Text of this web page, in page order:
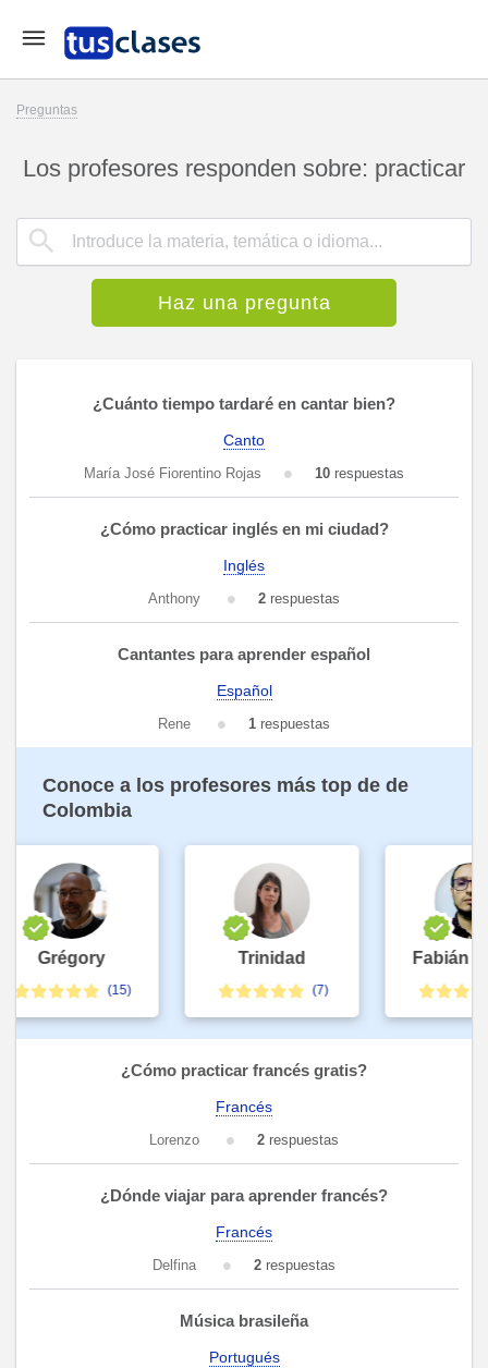
Preguntas
Los profesores responden sobre: practicar
Haz una pregunta
¿Cuánto tiempo tardaré en cantar bien?
Canto
María José Fiorentino Rojas 10 respuestas
¿Cómo practicar inglés en mi ciudad?
Inglés
Anthony 2 respuestas
Cantantes para aprender español
Español
Rene 1 respuestas
Conoce a los profesores más top de de
Colombia
Grégory
(15)
Trinidad
(7)
Fabián
¿Cómo practicar francés gratis?
Francés
Lorenzo 2 respuestas
¿Dónde viajar para aprender francés?
Francés
Delfina 2 respuestas
Música brasileña
Portugués